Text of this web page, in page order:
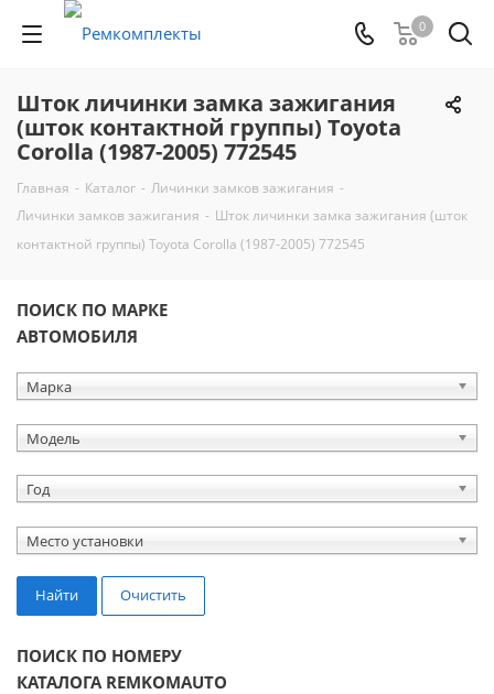
0
Шток личинки замка зажигания
(шток контактной группы) Toyota
Corolla (1987-2005) 772545
Главная - Каталог - Личинки замков зажигания -
Личинки замков зажигания - Шток личинки замка зажигания (шток
контактной группы) Toyota Corolla (1987-2005) 772545
ПОИСК ПО МАРКЕ
АВТОМОБИЛЯ
Марка
Модель
Год
Место установки
Найти Очистить
ПОИСК ПО НОМЕРУ
КАТАЛОГА REMKOMAUTO